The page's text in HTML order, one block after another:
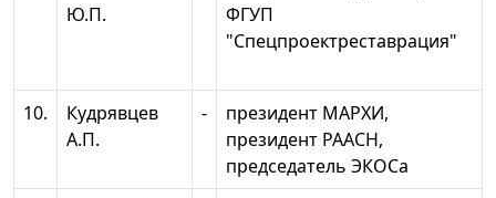
Ю.П.
ФГУП
"Спецпроектреставрация"
10.
Кудрявцев
А.П.
-
президент МАРХИ,
президент РААСН,
председатель ЭКОСа